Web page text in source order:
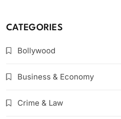
CATEGORIES
Bollywood
Business & Economy
Crime & Law